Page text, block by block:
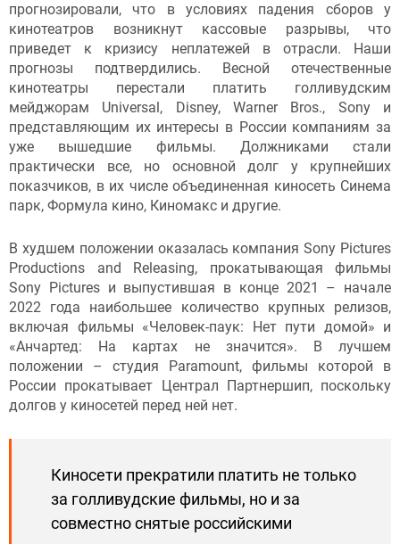
прогнозировали, что в условиях падения сборов у
кинотеатров возникнут кассовые разрывы, что
приведет к кризису неплатежей в отрасли. Наши
прогнозы подтвердились. Весной отечественные
кинотеатры перестали платить голливудским
мейджорам Universal, Disney, Warner Bros., Sony и
представляющим их интересы в России компаниям за
уже вышедшие фильмы. Должниками стали
практически все, но основной долг у крупнейших
показчиков, в их числе объединенная киносеть Синема
парк, Формула кино, Киномакс и другие.
В худшем положении оказалась компания Sony Pictures
Productions and Releasing, прокатывающая фильмы
Sony Pictures и выпустившая в конце 2021 – начале
2022 года наибольшее количество крупных релизов,
включая фильмы «Человек-паук: Нет пути домой» и
«Анчартед: На картах не значится». В лучшем
положении – студия Paramount, фильмы которой в
России прокатывает Централ Партнершип, поскольку
долгов у киносетей перед ней нет.
Киносети прекратили платить не только
за голливудские фильмы, но и за
совместно снятые российскими